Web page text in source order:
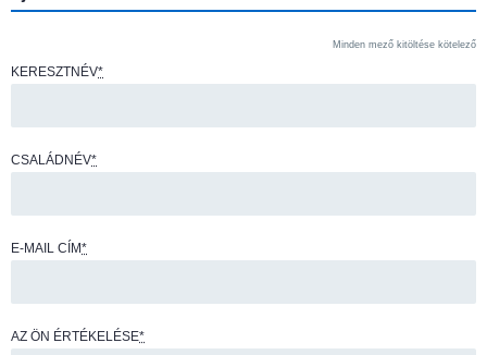
Minden mező kitöltése kötelező
KERESZTNÉV*
CSALÁDNÉV*
E-MAIL CÍM*
AZ ÖN ÉRTÉKELÉSE*